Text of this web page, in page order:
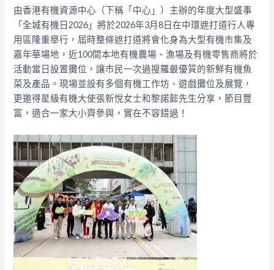
由香港有機資源中心（下稱「中心」）主辦的年度大型盛事
「全城有機日2026」將於2026年3月8日在中環遮打道行人專
用區隆重舉行，屆時整條遮打道將會化身為大型有機市集及
嘉年華場地，近100間本地有機農場、漁場及有機零售商將於
活動當日設置攤位，讓市民一次過搜羅最優質的新鮮有機魚
菜及產品。現場並設有多個有機工作坊、遊戲攤位及展覽，
更邀得星級有機大使張新悅女士和黎諾懿先生分享，節目豐
富，適合一家大小齊參與，實在不容錯過！